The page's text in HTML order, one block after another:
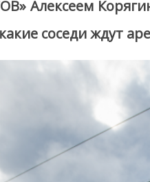
Алексеем
соседи ждут